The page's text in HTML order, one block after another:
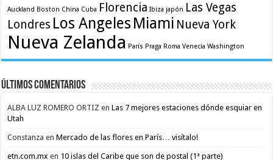
Auckland Boston China Cuba Florencia Ibiza japón Las Vegas
Londres Los Angeles Miami Nueva York
Nueva Zelanda París Praga Roma Venecia Washington
Últimos comentarios
ALBA LUZ ROMERO ORTIZ enLas 7 mejores estaciones dónde esquiar en
Utah
Constanza enMercado de las flores en París… visítalo!
etn.com.mx en 10 islas del Caribe que son de postal (1ª parte)